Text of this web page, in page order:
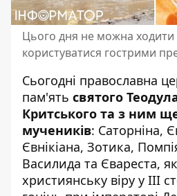
Цього дня не можна ходити
користуватися гострими
Сьогодні православна
пам'ять святого
Критського та з ним
мучеників: Саторніна,
Євнікіана, Зотика,
Василида та Євареста,
християнську віру у III